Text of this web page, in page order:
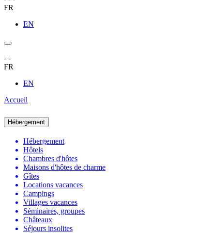
FR
EN
- -
FR
EN
Accueil
Hébergement
Hébergement
Hôtels
Chambres d'hôtes
Maisons d'hôtes de charme
Gîtes
Locations vacances
Campings
Villages vacances
Séminaires, groupes
Châteaux
Séjours insolites